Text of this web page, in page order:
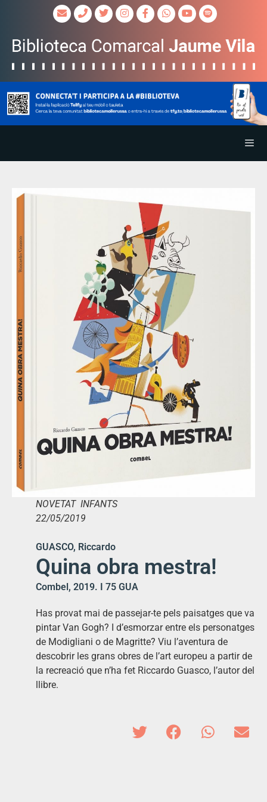
NOVETAT INFANTS
22/05/2019
GUASCO, Riccardo
Quina obra mestra!
Combel, 2019. I 75 GUA
Has provat mai de passejar-te pels paisatges que va
pintar Van Gogh? I d’esmorzar entre els personatges
de Modigliani o de Magritte? Viu l’aventura de
descobrir les grans obres de l’art europeu a partir de
la recreació que n’ha fet Riccardo Guasco, l’autor del
llibre.